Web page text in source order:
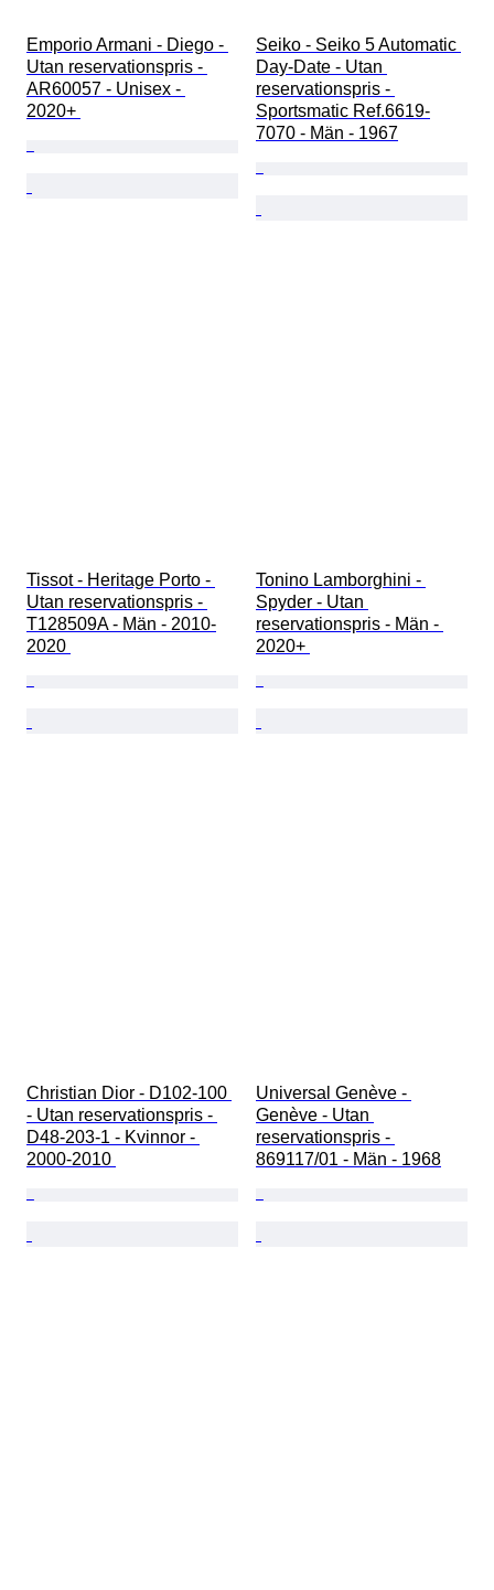
Emporio Armani - Diego -
Utan reservationspris -
AR60057 - Unisex -
2020+
Seiko - Seiko 5 Automatic
Day-Date - Utan
reservationspris -
Sportsmatic Ref.6619-
7070 - Män - 1967
Tissot - Heritage Porto -
Utan reservationspris -
T128509A - Män - 2010-
2020
Tonino Lamborghini -
Spyder - Utan
reservationspris - Män -
2020+
Christian Dior - D102-100
- Utan reservationspris -
D48-203-1 - Kvinnor -
2000-2010
Universal Genève -
Genève - Utan
reservationspris -
869117/01 - Män - 1968